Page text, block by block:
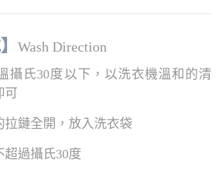
Wash Direction
攝氏30度以下，以洗衣機溫和的清
可
拉鏈全開，放入洗衣袋
超過攝氏30度